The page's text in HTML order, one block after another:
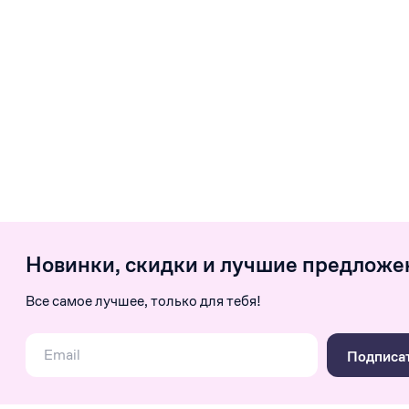
Новинки, скидки и лучшие
Все самое лучшее, только для тебя!